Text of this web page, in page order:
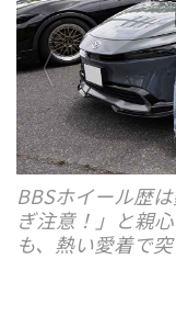
BBSホイール歴
ぎ注意！」と親
も、熱い愛着で